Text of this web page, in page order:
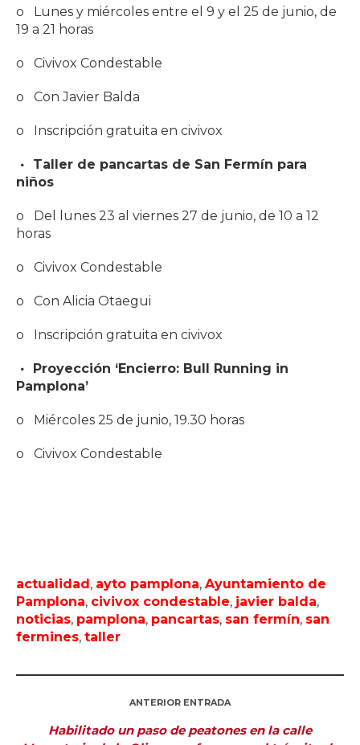
o Lunes y miércoles entre el 9 y el 25 de junio, de
19 a 21 horas
o Civivox Condestable
o Con Javier Balda
o Inscripción gratuita en civivox
Taller de pancartas de San Fermín para
niños
o Del lunes 23 al viernes 27 de junio, de 10 a 12
horas
o Civivox Condestable
o Con Alicia Otaegui
o Inscripción gratuita en civivox
Proyección ‘Encierro: Bull Running in
Pamplona’
o Miércoles 25 de junio, 19.30 horas
o Civivox Condestable
actualidad, ayto pamplona, Ayuntamiento de
Pamplona, civivox condestable, javier balda,
noticias, pamplona, pancartas, san fermín, san
fermines, taller
ANTERIOR ENTRADA
Habilitado un paso de peatones en la calle